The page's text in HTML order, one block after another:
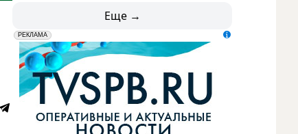
Еще →
erid: LdtCK5udn
РЕКЛАМА
АО "ГАТР", ИНН: 7841320717